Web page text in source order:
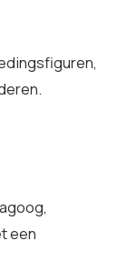
een